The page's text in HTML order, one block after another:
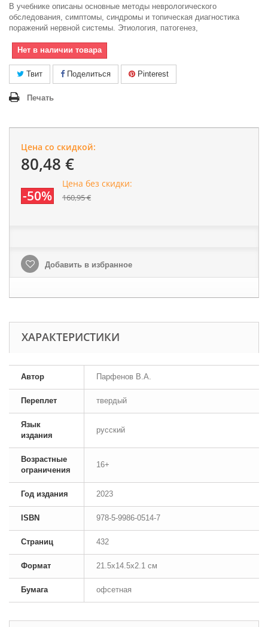
В учебнике описаны основные методы неврологического
обследования, симптомы, синдромы и топическая диагностика
поражений нервной системы. Этиология, патогенез,
Нет в наличии товара
Твит Поделиться Pinterest
Печать
Цена со скидкой:
80,48 €
-50%
Цена без скидки:
160,95 €
Добавить в избранное
ХАРАКТЕРИСТИКИ
Автор Парфенов В.А.
Переплет твердый
Язык
издания
русский
Возрастные
ограничения
16+
Год издания 2023
ISBN 978-5-9986-0514-7
Страниц 432
Формат 21.5x14.5x2.1 см
Бумага офсетная